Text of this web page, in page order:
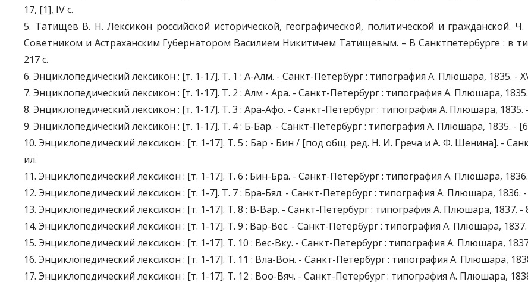
17, [1], IV с.
5. Татищев В. Н. Лексикон российской исторической, географической, политической и
Советником и Астраханским Губернатором Василием Никитичем Татищевым. – В Санктпетербурге : в
217 c.
6. Энциклопедический лексикон : [т. 1-17]. Т. 1 : А-Алм. - Санкт-Петербург : типография А. Плюшара, 1835. -
7. Энциклопедический лексикон : [т. 1-17]. Т. 2 : Алм - Ара. - Санкт-Петербург : типография А. Плюшара,
8. Энциклопедический лексикон : [т. 1-17]. Т. 3 : Ара-Афо. - Санкт-Петербург : типография А. Плюшара, 1835. -
9. Энциклопедический лексикон : [т. 1-17]. Т. 4 : Б-Бар. - Санкт-Петербург : типография А. Плюшара, 1835. -
10. Энциклопедический лексикон : [т. 1-17]. Т. 5 : Бар - Бин / [под общ. ред. Н. И. Греча и А. Ф. Шенина]. -
ил.
11. Энциклопедический лексикон : [т. 1-17]. Т. 6 : Бин-Бра. - Санкт-Петербург : типография А. Плюшара, 1836.
12. Энциклопедический лексикон : [т. 1-7]. Т. 7 : Бра-Бял. - Санкт-Петербург : типография А. Плюшара, 1836. -
13. Энциклопедический лексикон : [т. 1-17]. Т. 8 : В-Вар. - Санкт-Петербург : типография А. Плюшара, 1837. -
14. Энциклопедический лексикон : [т. 1-17]. Т. 9 : Вар-Вес. - Санкт-Петербург : типография А. Плюшара, 1837.
15. Энциклопедический лексикон : [т. 1-17]. Т. 10 : Вес-Вку. - Санкт-Петербург : типография А. Плюшара,
16. Энциклопедический лексикон : [т. 1-17]. Т. 11 : Вла-Вон. - Санкт-Петербург : типография А. Плюшара,
17. Энциклопедический лексикон : [т. 1-17]. Т. 12 : Воо-Вяч. - Санкт-Петербург : типография А. Плюшара,